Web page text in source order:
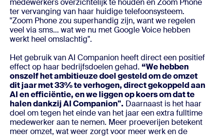
medewerkers overzichtelijk te houden en Zoom Phone
ter vervanging van haar huidige telefoonsysteem.
"Zoom Phone zou superhandig zijn, want we regelen
veel via sms... wat we nu met Google Voice hebben
werkt heel omslachtig".
Het gebruik van AI Companion heeft direct een positief
effect op haar bedrijfsdoelen gehad. “We hebben
onszelf het ambitieuze doel gesteld om de omzet
dit jaar met 33% te verhogen, direct gekoppeld aan
AI en efficiëntie, en we liggen op koers om dat te
halen dankzij AI Companion". Daarnaast is het haar
doel om tegen het einde van het jaar een extra fulltime
medewerker aan te nemen. Meer proeverijen betekent
meer omzet, wat weer zorgt voor meer werk en de